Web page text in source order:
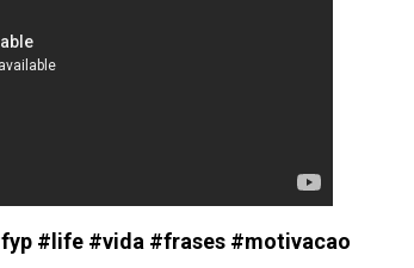
#life #vida #frases #motivacao